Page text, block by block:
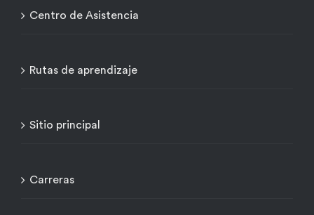
Centro de Asistencia
Rutas de aprendizaje
Sitio principal
Carreras